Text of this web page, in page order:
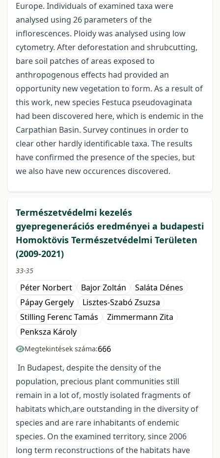
Europe. Individuals of examined taxa were
analysed using 26 parameters of the
inflorescences. Ploidy was analysed using low
cytometry. After deforestation and shrubcutting,
bare soil patches of areas exposed to
anthropogenous effects had provided an
opportunity new vegetation to form. As a result of
this work, new species Festuca pseudovaginata
had been discovered here, which is endemic in the
Carpathian Basin. Survey continues in order to
clear other hardly identificable taxa. The results
have confirmed the presence of the species, but
we also have new occurences discovered.
Természetvédelmi kezelés
gyepregenerációs eredményei a budapesti
Homoktövis Természetvédelmi Területen
(2009-2021)
33-35
Péter Norbert Bajor Zoltán
Saláta Dénes
Pápay Gergely
Lisztes-Szabó Zsuzsa
Stilling Ferenc Tamás
Zimmermann Zita
Penksza Károly
Megtekintések száma:666
In Budapest, despite the density of the
population, precious plant communities still
remain in a lot of, mostly isolated fragments of
habitats which,are outstanding in the diversity of
species and are rare inhabitants of endemic
species. On the examined territory, since 2006
long term reconstructions of the habitats have